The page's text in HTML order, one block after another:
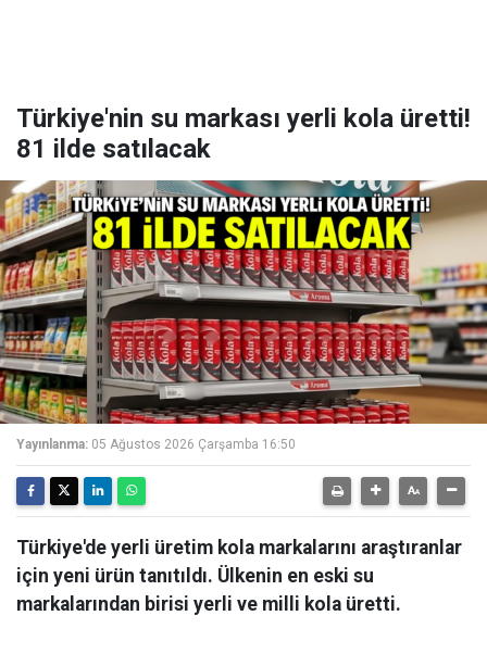
Türkiye'nin su markası yerli kola üretti!
81 ilde satılacak
Yayınlanma: 05 Ağustos 2026 Çarşamba 16:50
Türkiye'de yerli üretim kola markalarını araştıranlar
için yeni ürün tanıtıldı. Ülkenin en eski su
markalarından birisi yerli ve milli kola üretti.